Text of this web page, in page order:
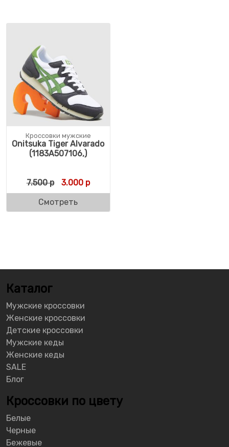
Кроссовки мужские
Onitsuka Tiger Alvarado
(1183A507106,)
7.500р Первоначальная цена составляла 7.500 р.
3.000рТекущая цена: 3.000 р.
Смотреть
Каталог
Мужские кроссовки
Женские кроссовки
Детские кроссовки
Мужские кеды
Женские кеды
SALE
Блог
Кроссовки по цвету
Белые
Черные
Бежевые